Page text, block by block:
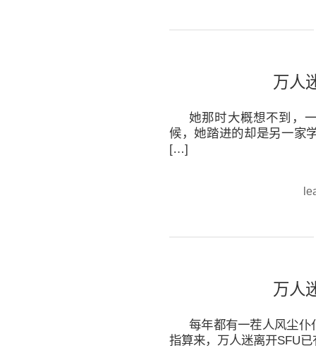
万人
她那时大概想不到，
候，她踏进的却是另一家
[…]
万人
每年都有一茬人风尘
指算来，万人迷离开SFU